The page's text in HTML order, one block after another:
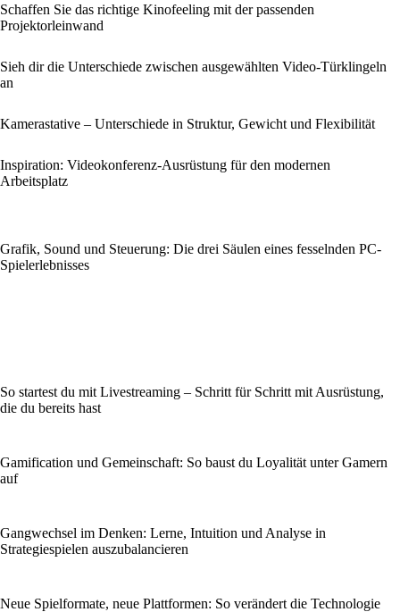
Schaffen Sie das richtige Kinofeeling mit der passenden
Projektorleinwand
Sieh dir die Unterschiede zwischen ausgewählten Video-Türklingeln
an
Kamerastative – Unterschiede in Struktur, Gewicht und Flexibilität
Inspiration: Videokonferenz-Ausrüstung für den modernen
Arbeitsplatz
Grafik, Sound und Steuerung: Die drei Säulen eines fesselnden PC-
Spielerlebnisses
So startest du mit Livestreaming – Schritt für Schritt mit Ausrüstung,
die du bereits hast
Gamification und Gemeinschaft: So baust du Loyalität unter Gamern
auf
Gangwechsel im Denken: Lerne, Intuition und Analyse in
Strategiespielen auszubalancieren
Neue Spielformate, neue Plattformen: So verändert die Technologie